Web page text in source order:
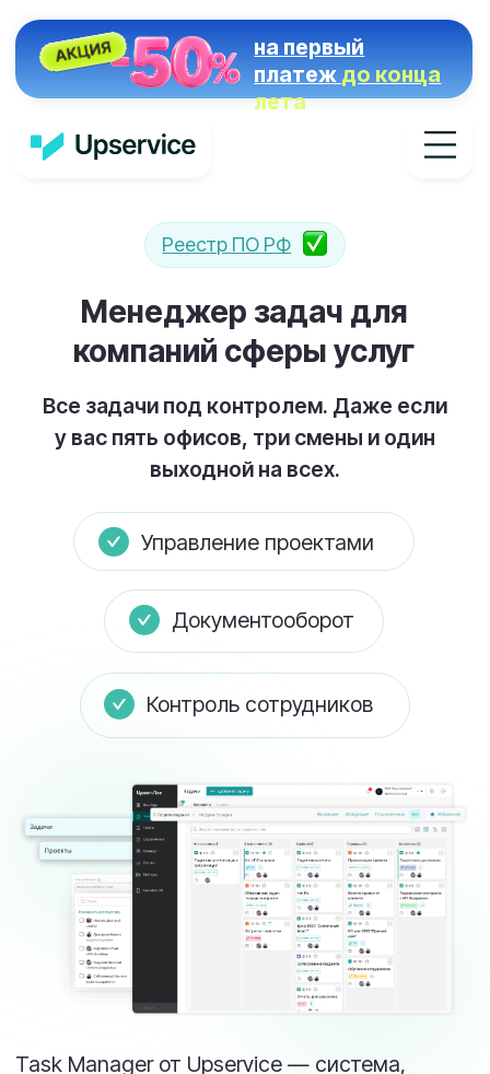
на первый
платеж
до конца
лета
Документооборот
у вас пять офисов, три смены и один
выходной на всех.
Менеджер задач для
компаний сферы услуг
которая объединяет задачи, людей и
клиентов в одном пространстве. Управление
проектами, документооборот, контроль
сотрудников, взаимодействие с клиентами
— легко разобраться и быстро внедрить.
Создан для компаний, которые выросли из
Excel, но не хотят тратить месяцы на
внедрение сложной ERP.